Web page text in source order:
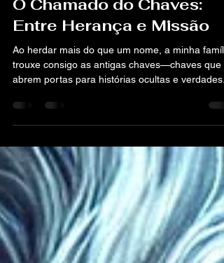
20 de jul. de 2025
7 min de leitura
O Chamado do Chaves:
Entre Herança e Missão
Ao herdar mais do que um nome, a minha
abrem portas para histórias ocultas e